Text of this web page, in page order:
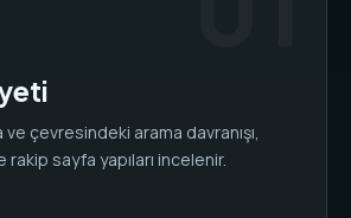
ve çevresindeki arama davranışı,
rakip sayfa yapıları incelenir.